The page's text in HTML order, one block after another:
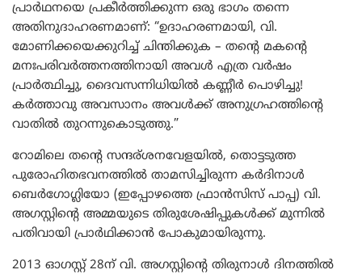
പ്രാർഥനയെ പ്രകീർത്തിക്കുന്ന ഒരു ഭാഗം തന്നെ
അതിനുദാഹരണമാണ്: “ഉദാഹരണമായി, വി.
മോണിക്കയെക്കുറിച്ച് ചിന്തിക്കുക – തന്റെ മകന്റെ
മനഃപരിവർത്തനത്തിനായി അവൾ എത്ര വർഷം
പ്രാർത്ഥിച്ചു, ദൈവസന്നിധിയിൽ കണ്ണീർ പൊഴിച്ചു!
കർത്താവു അവസാനം അവൾക്ക് അനുഗ്രഹത്തിന്റെ
വാതിൽ തുറന്നുകൊടുത്തു.”
റോമിലെ തന്റെ സന്ദര്ശനവേളയിൽ, തൊട്ടടുത്ത
പുരോഹിതഭവനത്തിൽ താമസിച്ചിരുന്ന കർദിനാൾ
ബെർഗോഗ്ലിയോ (ഇപ്പോഴത്തെ ഫ്രാൻസിസ് പാപ്പ) വി.
അഗസ്റ്റിന്റെ അമ്മയുടെ തിരുശേഷിപ്പുകൾക്ക് മുന്നിൽ
പതിവായി പ്രാർഥിക്കാൻ പോകുമായിരുന്നു.
2013 ഓഗസ്റ്റ് 28ന് വി. അഗസ്റ്റിന്റെ തിരുനാൾ ദിനത്തിൽ